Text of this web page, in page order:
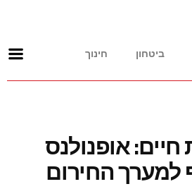
ביטחון חינוך
אופנולנס
החירום